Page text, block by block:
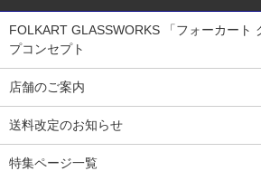
FOLKART GLASSWORKS 「フォーカート
プコンセプト
店舗のご案内
送料改定のお知らせ
特集ページ一覧